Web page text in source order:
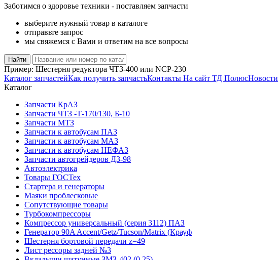
Заботимся о здоровье техники - поставляем запчасти
выберите нужный товар в каталоге
отправьте запрос
мы свяжемся с Вами и ответим на все вопросы
Пример: Шестерня редуктора ЧТЗ-400 или NCP-230
Каталог запчастейКак получить запчастьКонтакты На сайт ТД ПолюсНовости
Каталог
Запчасти КрАЗ
Запчасти ЧТЗ -Т-170/130, Б-10
Запчасти МТЗ
Запчасти к автобусам ПАЗ
Запчасти к автобусам МАЗ
Запчасти к автобусам НЕФАЗ
Запчасти автогрейдеров ДЗ-98
Автоэлектрика
Товары ГОСТех
Стартера и генераторы
Маяки проблесковые
Сопутствующие товары
Турбокомпрессоры
Компрессор универсальный (серия 3112) ПАЗ
Генератор 90A Accent/Getz/Tucson/Matrix (Крауф
Шестерня бортовой передачи z=49
Лист рессоры задней №3